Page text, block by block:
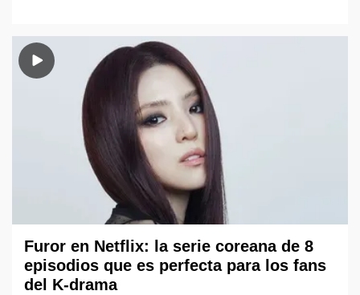
Furor en Netflix: la serie coreana de 8
episodios que es perfecta para los fans
del K-drama